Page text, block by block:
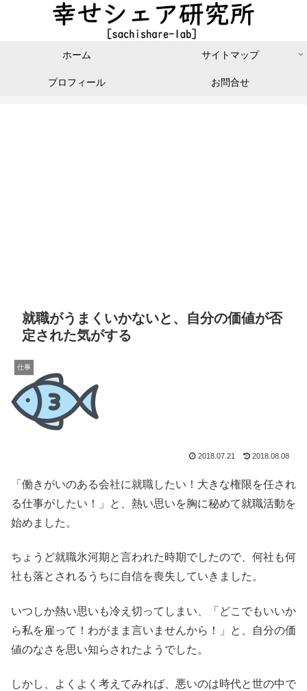
ホーム サイトマップ
プロフィール お問合せ
就職がうまくいかないと、自分の価値が否
定された気がする
仕事
2018.07.21 2018.08.08
「働きがいのある会社に就職したい！大きな権限を任され
る仕事がしたい！」と、熱い思いを胸に秘めて就職活動を
始めました。
ちょうど就職氷河期と言われた時期でしたので、何社も何
社も落とされるうちに自信を喪失していきました。
いつしか熱い思いも冷え切ってしまい、「どこでもいいか
ら私を雇って！わがまま言いませんから！」と、自分の価
値のなさを思い知らされたようでした。
しかし、よくよく考えてみれば、悪いのは時代と世の中で